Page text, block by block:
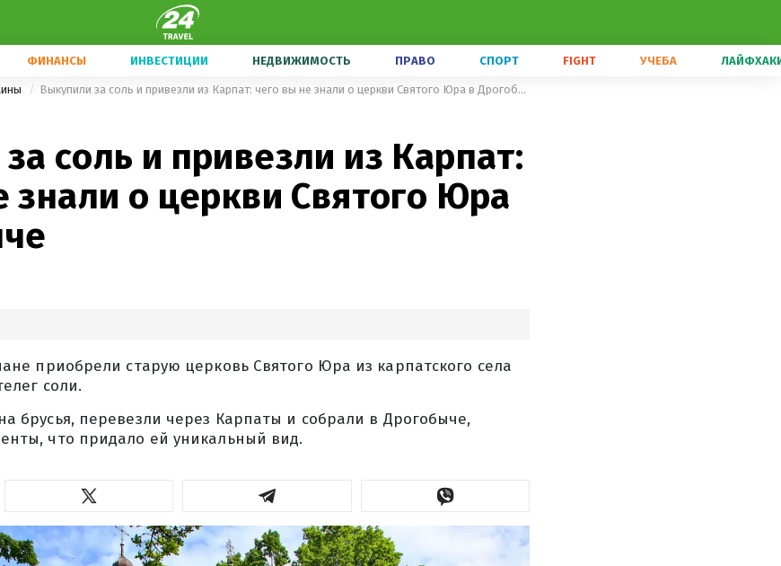
ФИНАНСЫ ИНВЕСТИЦИИ НЕДВИЖИМОСТЬ ПРАВО СПОРТ FIGHT УЧЕБА
Выкупили за соль и привезли из Карпат: чего вы не знали о церкви Святого Юра в Дрогобыче
соль и привезли из Карпат:
знали о церкви Святого Юра
приобрели старую церковь Святого Юра из карпатского села
соли.
брусья, перевезли через Карпаты и собрали в Дрогобыче,
что придало ей уникальный вид.